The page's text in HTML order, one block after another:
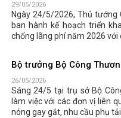
29/05/2026
Ngày 24/5/2026, Thủ tướng
ban hành kế hoạch triển
chống lãng phí năm 2026 với
Bộ trưởng Bộ Công
26/05/2026
Sáng 24/5 tại trụ sở Bộ
làm việc với các đơn vị liên
nóng gay gắt, nhu cầu phụ